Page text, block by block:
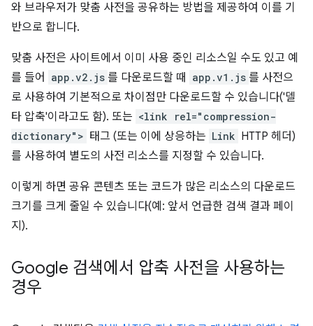
와 브라우저가 맞춤 사전을 공유하는 방법을 제공하여 이를 기
반으로 합니다.
맞춤 사전은 사이트에서 이미 사용 중인 리소스일 수도 있고 예
를 들어
app.v2.js 를 다운로드할 때 app.v1.js 를 사전으
로 사용하여 기본적으로 차이점만 다운로드할 수 있습니다('델
타 압축'이라고도 함). 또는 <link rel="compression-
dictionary"> 태그 (또는 이에 상응하는 Link HTTP 헤더)
를 사용하여 별도의 사전 리소스를 지정할 수 있습니다.
이렇게 하면 공유 콘텐츠 또는 코드가 많은 리소스의 다운로드
크기를 크게 줄일 수 있습니다(예: 앞서 언급한 검색 결과 페이
지).
Google 검색에서 압축 사전을 사용하는
경우